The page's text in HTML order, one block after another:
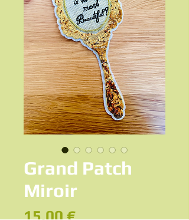
Grand Patch
Miroir
15,00 €Prix